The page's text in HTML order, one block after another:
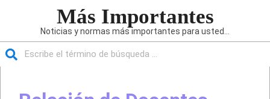
Más Importantes
Noticias y normas más importantes para usted...